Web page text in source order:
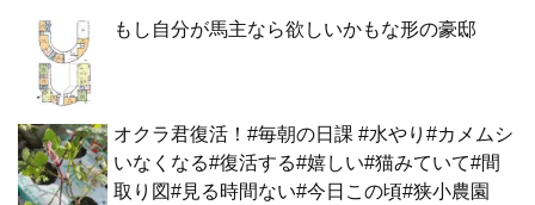
もし自分が馬主なら欲しいかもな形の豪邸
オクラ君復活！#毎朝の日課 #水やり#カメムシ
いなくなる#復活する#嬉しい#猫みていて#間
取り図#見る時間ない#今日この頃#狭小農園